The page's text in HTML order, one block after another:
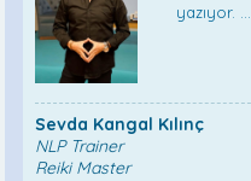
yazıyor. ...
Sevda Kangal Kılınç
NLP Trainer
Reiki Master